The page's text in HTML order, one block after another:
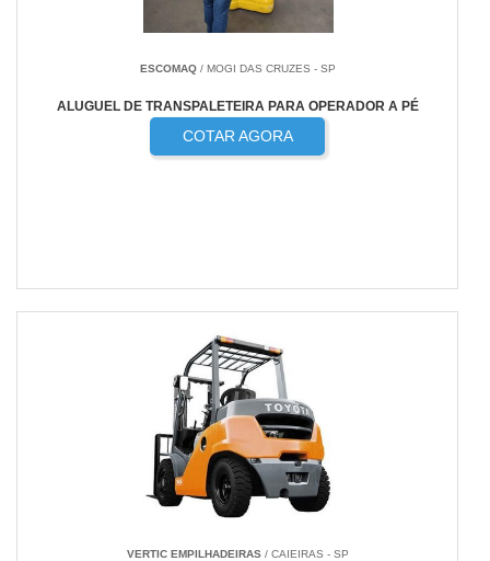
ESCOMAQ/ MOGI DAS CRUZES - SP
ALUGUEL DE TRANSPALETEIRA PARA OPERADOR A PÉ
COTAR AGORA
VERTIC EMPILHADEIRAS/ CAIEIRAS - SP